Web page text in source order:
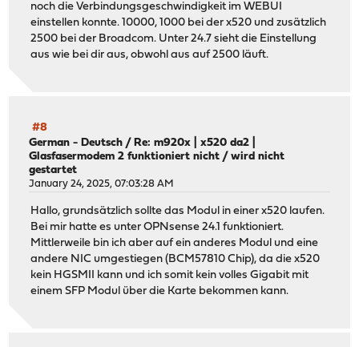
noch die Verbindungsgeschwindigkeit im WEBUI
einstellen konnte. 10000, 1000 bei der x520 und zusätzlich
2500 bei der Broadcom. Unter 24.7 sieht die Einstellung
aus wie bei dir aus, obwohl aus auf 2500 läuft.
#8
German - Deutsch / Re: m920x | x520 da2 |
Glasfasermodem 2 funktioniert nicht / wird nicht
gestartet
January 24, 2025, 07:03:28 AM
Hallo, grundsätzlich sollte das Modul in einer x520 laufen.
Bei mir hatte es unter OPNsense 24.1 funktioniert.
Mittlerweile bin ich aber auf ein anderes Modul und eine
andere NIC umgestiegen (BCM57810 Chip), da die x520
kein HGSMII kann und ich somit kein volles Gigabit mit
einem SFP Modul über die Karte bekommen kann.